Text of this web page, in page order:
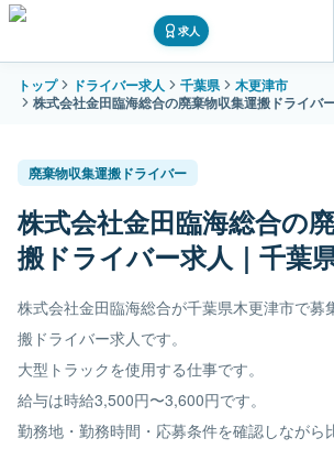
求人
トップ ドライバー求人 千葉県
木更津市
株式会社金田臨海総合の廃棄物収集運搬ドライバ
廃棄物収集運搬ドライバー
株式会社金田臨海総合の
搬ドライバー求人｜千葉
株式会社金田臨海総合が千葉県木更津市で募
搬ドライバー求人です。
大型トラックを使用する仕事です。
給与は時給3,500円〜3,600円です。
勤務地・勤務時間・応募条件を確認しながら